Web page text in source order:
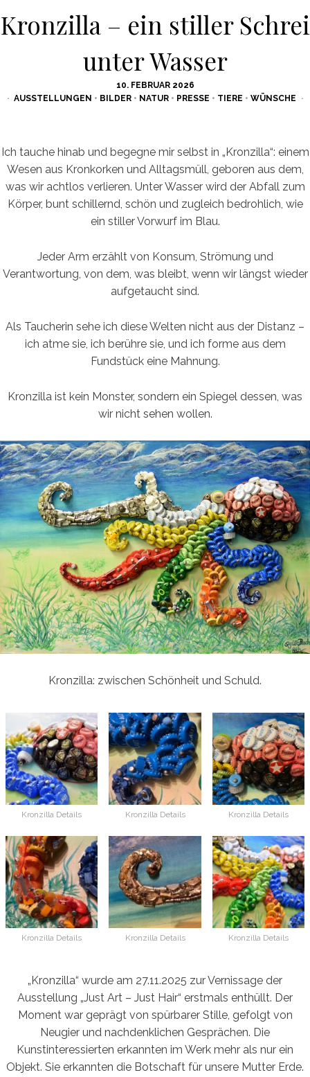
Kronzilla – ein stiller Schrei
unter Wasser
POSTED
ON
10. FEBRUAR 2026
AUSSTELLUNGEN • BILDER • NATUR • PRESSE • TIERE • WÜNSCHE
Ich tauche hinab und begegne mir selbst in „Kronzilla“: einem
Wesen aus Kronkorken und Alltagsmüll, geboren aus dem,
was wir achtlos verlieren. Unter Wasser wird der Abfall zum
Körper, bunt schillernd, schön und zugleich bedrohlich, wie
ein stiller Vorwurf im Blau.
Jeder Arm erzählt von Konsum, Strömung und
Verantwortung, von dem, was bleibt, wenn wir längst wieder
aufgetaucht sind.
Als Taucherin sehe ich diese Welten nicht aus der Distanz –
ich atme sie, ich berühre sie, und ich forme aus dem
Fundstück eine Mahnung.
Kronzilla ist kein Monster, sondern ein Spiegel dessen, was
wir nicht sehen wollen.
Kronzilla: zwischen Schönheit und Schuld.
Kronzilla Details Kronzilla Details Kronzilla Details
Kronzilla Details Kronzilla Details Kronzilla Details
„Kronzilla“ wurde am 27.11.2025 zur Vernissage der
Ausstellung „Just Art – Just Hair“ erstmals enthüllt. Der
Moment war geprägt von spürbarer Stille, gefolgt von
Neugier und nachdenklichen Gesprächen. Die
Kunstinteressierten erkannten im Werk mehr als nur ein
Objekt. Sie erkannten die Botschaft für unsere Mutter Erde.